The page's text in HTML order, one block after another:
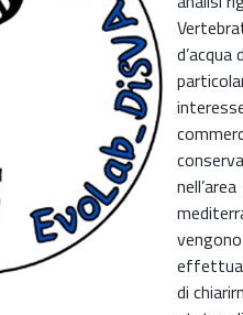
d’acqua
nell’area
vengono
di